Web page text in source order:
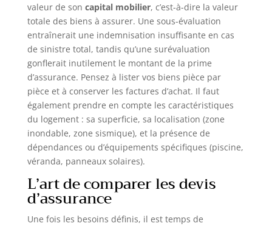
valeur de son capital mobilier, c’est-à-dire la valeur
totale des biens à assurer. Une sous-évaluation
entraînerait une indemnisation insuffisante en cas
de sinistre total, tandis qu’une surévaluation
gonflerait inutilement le montant de la prime
d’assurance. Pensez à lister vos biens pièce par
pièce et à conserver les factures d’achat. Il faut
également prendre en compte les caractéristiques
du logement : sa superficie, sa localisation (zone
inondable, zone sismique), et la présence de
dépendances ou d’équipements spécifiques (piscine,
véranda, panneaux solaires).
L’art de comparer les devis
d’assurance
Une fois les besoins définis, il est temps de